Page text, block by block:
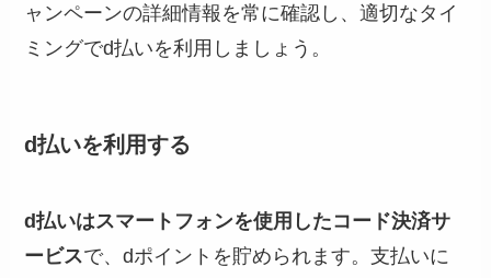
ャンペーンの詳細情報を常に確認し、適切なタイ
ミングでd払いを利用しましょう。
d払いを利用する
d払いはスマートフォンを使用したコード決済サ
ービスで、dポイントを貯められます。支払いに